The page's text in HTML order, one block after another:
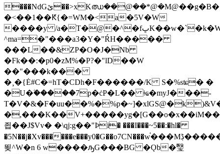
���NdGێ��>xKഝ��@��*@�M@��g�B�.x�4�f�,N��,�l��������
�<��1��Ԟ{�=WM�<a�5V�W
����y /a�T�@�^�fڀK��w�`�k�W?
^ma=�"���a3�Y�"ŔH�����
���L��&ZP�O�J�Nb
�Fk��:�p0�zM%�P?�"lD��W
��"���k���
�¸�{Ė#C�=hT�CDh�F������/K S�%sʨ� �
�U�ۧ�����7p�ċP�L�� ǂҩ�myJ���-
�,���K��
죕��J$Vv� �\qj:g��"Ϸi� ���I���~5��:�hl�
�5N��j�Xv������e���y0�G��o7CN���w֫���Mڋ�����iA����8�$�6�h#
뙺^W�n 6 w����ԡG���BG �Ǫb�瑿